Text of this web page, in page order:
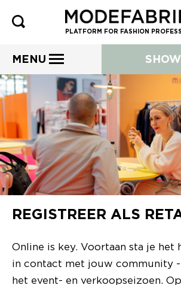
PLATFORM FOR FASHION
MENU
REGISTREER ALS
Online is key. Voortaan sta je het
in contact met jouw community
het event- en verkoopseizoen. Op